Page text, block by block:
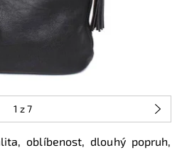
1 z 7
oblíbenost, dlouhý popruh,